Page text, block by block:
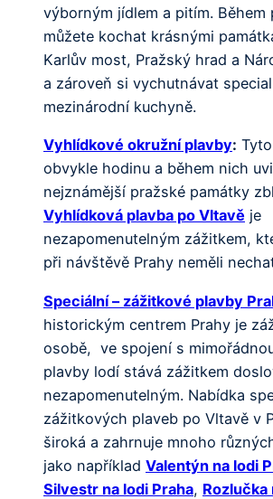
výborným jídlem a pitím. Během
můžete kochat krásnými
Karlův most, Pražský hrad a
a zároveň si vychutnávat
mezinárodní kuchyně.
Vyhlídkové okružní plavby:
obvykle hodinu a během nich
nejznámější pražské památky
Vyhlídková plavba po Vltavě je
nezapomenutelným zážitkem,
při návštěvě Prahy neměli
Speciální – zážitkové plavby
historickým centrem Prahy je
osobě, ve spojení s
plavby lodí stává zážitkem
nezapomenutelným. Nabídka
zážitkových plaveb po Vltavě v
široká a zahrnuje mnoho
jako například Valentýn na lodi
Silvestr na lodi Praha, Rozlučka